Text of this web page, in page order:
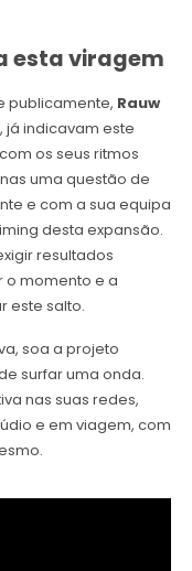
esta viragem
publicamente, Rauw
, já indicavam este
os seus ritmos
uma questão de
e com a sua equipa
desta expansão.
resultados
momento e a
este salto.
soa a projeto
surfar uma onda.
nas suas redes,
e em viagem, com